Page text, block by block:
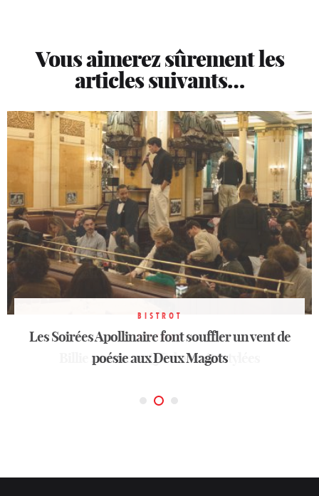
Vous aimerez sûrement les
articles suivants…
BISTROT
Les Soirées Apollinaire font souffler un vent de
poésie aux Deux Magots
BISTROT
Billie : nouveau QG des nuits stylées
BISTROT
Joli, le Marais chic côté jardin